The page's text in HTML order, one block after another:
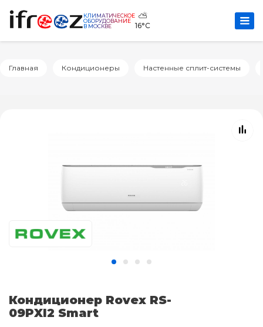
КЛИМАТИЧЕСКОЕ
ОБОРУДОВАНИЕ
В МОСКВЕ
⛅
16°C
Главная Кондиционеры Настенные сплит-системы
Кондиционер Rovex RS-
09PXI2 Smart